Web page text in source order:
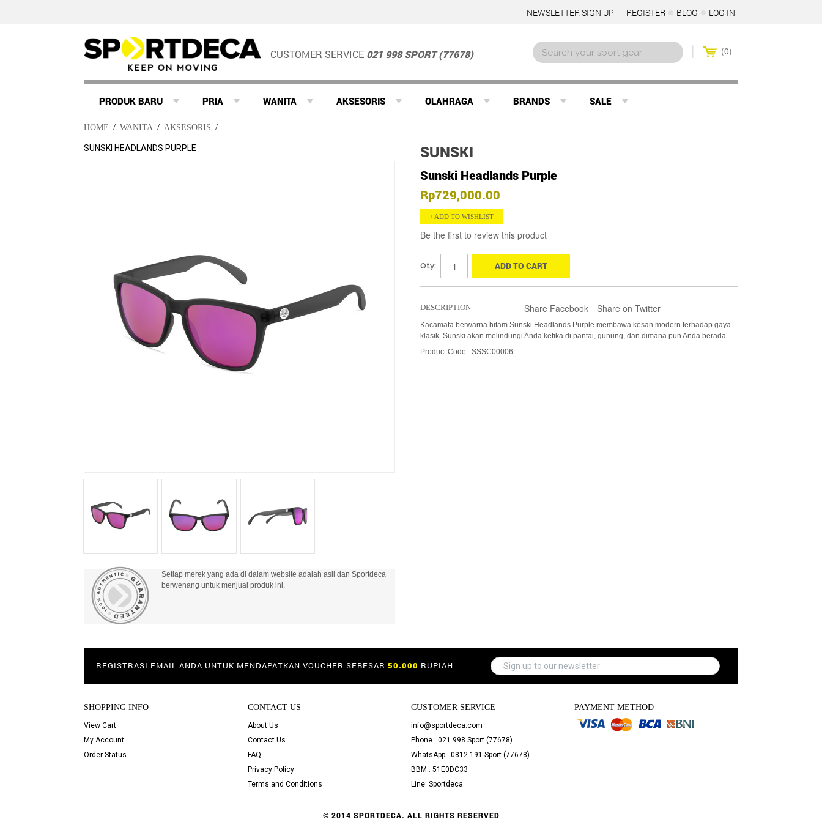
NEWSLETTER SIGN UP REGISTER BLOG LOG IN
CUSTOMER SERVICE 021 998 SPORT (77678) 0
PRODUK BARU PRIA WANITA AKSESORIS OLAHRAGA BRANDS SALE
HOME / WANITA / AKSESORIS /
SUNSKI HEADLANDS PURPLE
Setiap merek yang ada di dalam website adalah asli dan Sportdeca
berwenang untuk menjual produk ini.
SUNSKI
Sunski Headlands Purple
Rp729,000.00
ADD TO WISHLIST
Be the first to review this product
Qty: ADD TO CART
Share Facebook Share on Twitter
DESCRIPTION
Kacamata berwarna hitam Sunski Headlands Purple membawa kesan modern terhadap gaya
klasik. Sunski akan melindungi Anda ketika di pantai, gunung, dan dimana pun Anda berada.
Product Code : SSSC00006
REGISTRASI EMAIL ANDA UNTUK MENDAPATKAN VOUCHER SEBESAR50.000 RUPIAH
SHOPPING INFO
View Cart
My Account
Order Status
CONTACT US
About Us
Contact Us
FAQ
Privacy Policy
Terms and Conditions
CUSTOMER SERVICE
info@sportdeca.com
Phone : 021 998 Sport (77678)
WhatsApp : 0812 191 Sport (77678)
BBM : 51E0DC33
Line: Sportdeca
PAYMENT METHOD
© 2014 SPORTDECA. ALL RIGHTS RESERVED